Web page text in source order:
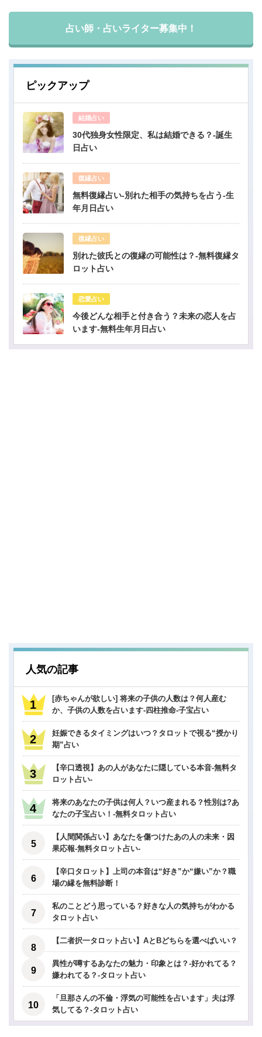
占い師・占いライター募集中！
ピックアップ
結婚占い
30代独身女性限定、私は結婚できる？-誕生
日占い
復縁占い
無料復縁占い-別れた相手の気持ちを占う-生
年月日占い
復縁占い
別れた彼氏との復縁の可能性は？-無料復縁タ
ロット占い
恋愛占い
今後どんな相手と付き合う？未来の恋人を占
います-無料生年月日占い
人気の記事
[赤ちゃんが欲しい] 将来の子供の人数は？何人産む
か、子供の人数を占います-四柱推命-子宝占い
妊娠できるタイミングはいつ？タロットで視る“授かり
期”占い
【辛口透視】あの人があなたに隠している本音-無料タ
ロット占い-
将来のあなたの子供は何人？いつ産まれる？性別は?あ
なたの子宝占い！-無料タロット占い
【人間関係占い】あなたを傷つけたあの人の未来・因
果応報-無料タロット占い-
【辛口タロット】上司の本音は“好き”か“嫌い”か？職
場の縁を無料診断！
私のことどう思っている？好きな人の気持ちがわかる
タロット占い
【二者択一タロット占い】AとBどちらを選べばいい？
異性が噂するあなたの魅力・印象とは？-好かれてる？
嫌われてる？-タロット占い
「旦那さんの不倫・浮気の可能性を占います」夫は浮
気してる？-タロット占い